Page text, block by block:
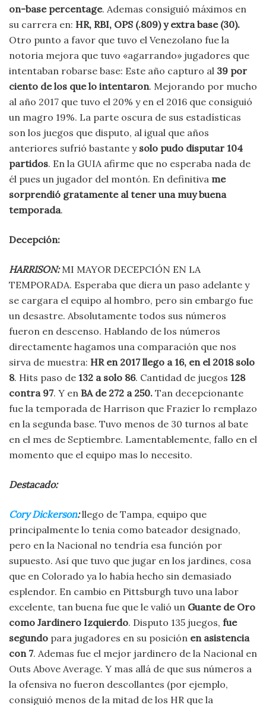
on-base percentage. Ademas consiguió máximos en
su carrera en: HR, RBI, OPS (.809) y extra base (30).
Otro punto a favor que tuvo el Venezolano fue la
notoria mejora que tuvo «agarrando» jugadores que
intentaban robarse base: Este año capturo al 39 por
ciento de los que lo intentaron. Mejorando por mucho
al año 2017 que tuvo el 20% y en el 2016 que consiguió
un magro 19%. La parte oscura de sus estadísticas
son los juegos que disputo, al igual que años
anteriores sufrió bastante ysolo pudo disputar 104
partidos. En la GUIA afirme que no esperaba nada de
él pues un jugador del montón. En definitiva me
sorprendió gratamente al tener una muy buena
temporada.
Decepción:
HARRISON:MI MAYOR DECEPCIÓN EN LA
TEMPORADA. Esperaba que diera un paso adelante y
se cargara el equipo al hombro, pero sin embargo fue
un desastre. Absolutamente todos sus números
fueron en descenso. Hablando de los números
directamente hagamos una comparación que nos
sirva de muestra: HR en 2017 llego a 16, en el 2018 solo
8. Hits paso de 132 a solo 86. Cantidad de juegos 128
contra 97. Y en BA de 272 a 250. Tan decepcionante
fue la temporada de Harrison que Frazier lo remplazo
en la segunda base. Tuvo menos de 30 turnos al bate
en el mes de Septiembre. Lamentablemente, fallo en el
momento que el equipo mas lo necesito.
Destacado:
Cory Dickerson:llego de Tampa, equipo que
principalmente lo tenia como bateador designado,
pero en la Nacional no tendría esa función por
supuesto. Así que tuvo que jugar en los jardines, cosa
que en Colorado ya lo había hecho sin demasiado
esplendor. En cambio en Pittsburgh tuvo una labor
excelente, tan buena fue que le valió un Guante de Oro
como Jardinero Izquierdo. Disputo 135 juegos, fue
segundo para jugadores en su posición en asistencia
con 7. Ademas fue el mejor jardinero de la Nacional en
Outs Above Average. Y mas allá de que sus números a
la ofensiva no fueron descollantes (por ejemplo,
consiguió menos de la mitad de los HR que la